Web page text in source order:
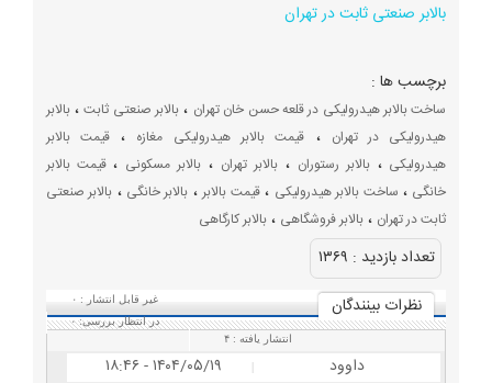
بالابر صنعتی ثابت در تهران
برچسب ها :
ساخت بالابر هیدرولیکی در قلعه حسن خان تهران ، بالابر صنعتی ثابت،بالابر
هیدرولیکی در تهران ، قیمت بالابر هیدرولیکی مغازه ،قیمت بالابر
هیدرولیکی ،بالابر رستوران ،بالابر تهران ، بالابر مسکونی ،قیمت بالابر
خانگی ، ساخت بالابر هیدرولیکی ،قیمت بالابر، بالابر خانگی ، بالابر صنعتی
ثابت در تهران ، بالابر فروشگاهی ، بالابر کارگاهی
تعداد بازديد : ۱۳۶۹
نظرات بينندگان
غیر قابل انتشار : ۰
در انتظار بررسی:۰
انتشار یافته :۴
داوود ۱۴۰۴/۰۵/۱۹ - ۱۸:۴۶